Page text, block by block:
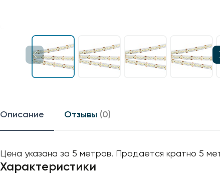
Описание Отзывы (0)
Цена указана за 5 метров. Продается кратно 5
Характеристики